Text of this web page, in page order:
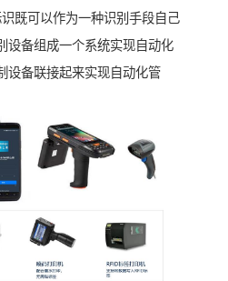
既可以作为一种识别手段自己
设备组成一个系统实现自动化
设备联接起来实现自动化管